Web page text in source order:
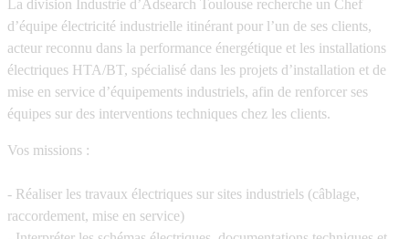
La division Industrie d’Adsearch Toulouse recherche un Chef
d’équipe électricité industrielle itinérant pour l’un de ses clients,
acteur reconnu dans la performance énergétique et les installations
électriques HTA/BT, spécialisé dans les projets d’installation et de
mise en service d’équipements industriels, afin de renforcer ses
équipes sur des interventions techniques chez les clients.
Vos missions :
- Réaliser les travaux électriques sur sites industriels (câblage,
raccordement, mise en service)